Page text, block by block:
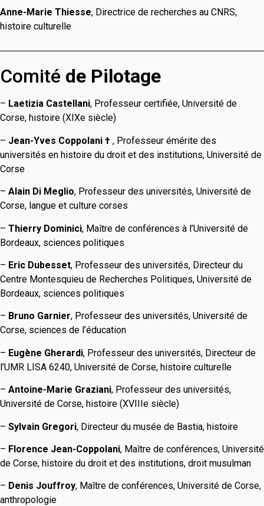
Anne-Marie Thiesse, Directrice de recherches au CNRS,
histoire culturelle
Comité de Pilotage
– Laetizia Castellani, Professeur certifiée, Université de
Corse, histoire (XIXe siècle)
– Jean-Yves Coppolani † , Professeur émérite des
universités en histoire du droit et des institutions, Université de
Corse
– Alain Di Meglio, Professeur des universités, Université de
Corse, langue et culture corses
– Thierry Dominici, Maître de conférences à l’Université de
Bordeaux, sciences politiques
– Eric Dubesset, Professeur des universités, Directeur du
Centre Montesquieu de Recherches Politiques, Université de
Bordeaux, sciences politiques
– Bruno Garnier, Professeur des universités, Université de
Corse, sciences de l’éducation
– Eugène Gherardi, Professeur des universités, Directeur de
l’UMR LISA 6240, Université de Corse, histoire culturelle
– Antoine-Marie Graziani, Professeur des universités,
Université de Corse, histoire (XVIIIe siècle)
– Sylvain Gregori, Directeur du musée de Bastia, histoire
– Florence Jean-Coppolani, Maître de conférences, Université
de Corse, histoire du droit et des institutions, droit musulman
– Denis Jouffroy, Maître de conférences, Université de Corse,
anthropologie